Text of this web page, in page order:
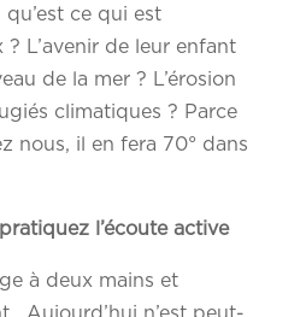
ce qui est
L’avenir de leur enfant
de la mer ? L’érosion
climatiques ? Parce
nous, il en fera 70° dans
l’écoute active
à deux mains et